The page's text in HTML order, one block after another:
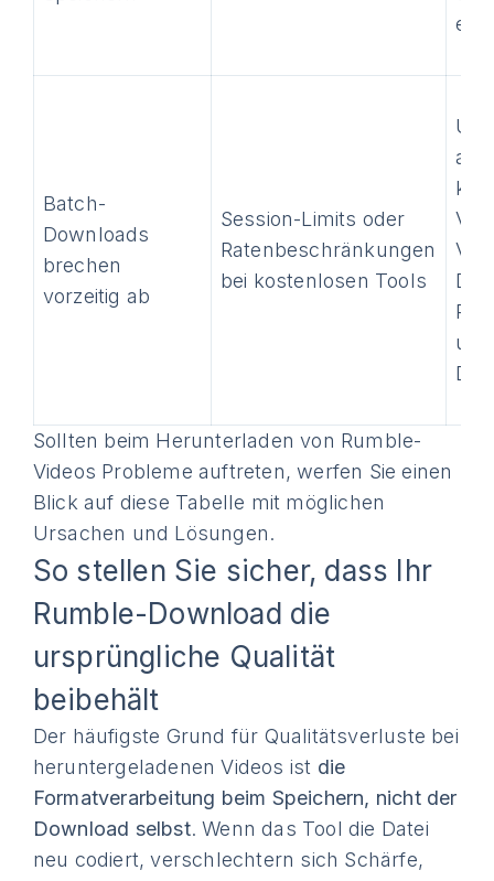
Batch-
Downloads
brechen
vorzeitig ab
Session-Limits oder
Ratenbeschränkungen
bei kostenlosen Tools
auf
Sollten beim Herunterladen von Rumble-
Videos Probleme auftreten, werfen Sie einen
Blick auf diese Tabelle mit möglichen
Ursachen und Lösungen.
So stellen Sie sicher, dass Ihr
Rumble-Download die
ursprüngliche Qualität
beibehält
Der häufigste Grund für Qualitätsverluste bei
heruntergeladenen Videos ist die
Formatverarbeitung beim Speichern, nicht der
Download selbst. Wenn das Tool die Datei
neu codiert, verschlechtern sich Schärfe,